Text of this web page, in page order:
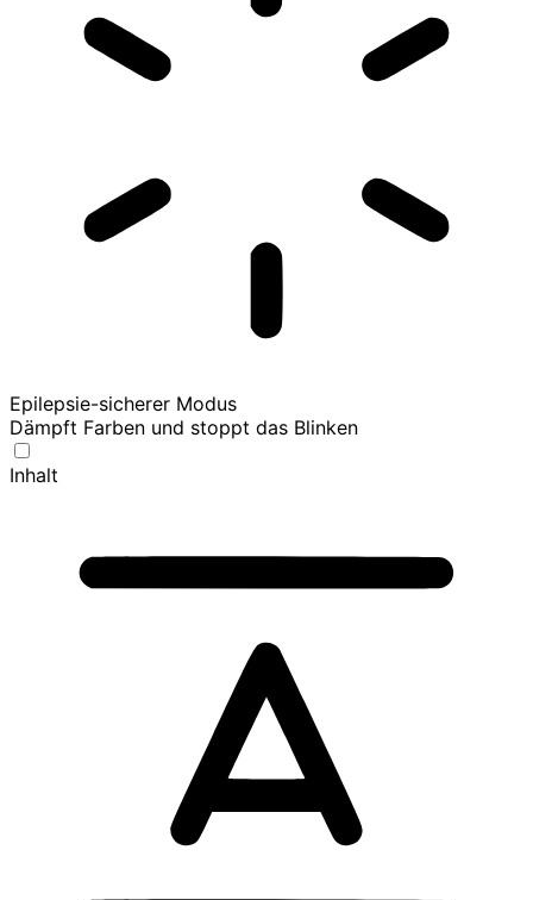
Epilepsie-sicherer Modus
Dämpft Farben und stoppt das Blinken
Inhalt